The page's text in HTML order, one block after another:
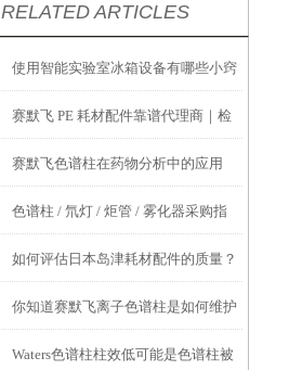
RELATED ARTICLES
使用智能实验室冰箱设备有哪些小窍
门？
赛默飞 PE 耗材配件靠谱代理商｜检
硕科学口碑好 + 原厂正品可溯源
赛默飞色谱柱在药物分析中的应用
色谱柱 / 氘灯 / 炬管 / 雾化器采购指
南：检硕科学器材四大进口品牌现货
直供安捷伦 / 赛默飞仪器维修服务商
哪家好？检硕科学器材专业维修 + 配
如何评估日本岛津耗材配件的质量？
有哪些关键指标？
你知道赛默飞离子色谱柱是如何维护
保养的吗？
Waters色谱柱柱效低可能是色谱柱被